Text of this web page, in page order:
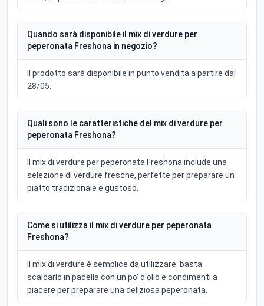
Quando sarà disponibile il mix di verdure per
peperonata Freshona in negozio?
Il prodotto sarà disponibile in punto vendita a partire dal
28/05.
Quali sono le caratteristiche del mix di verdure per
peperonata Freshona?
Il mix di verdure per peperonata Freshona include una
selezione di verdure fresche, perfette per preparare un
piatto tradizionale e gustoso.
Come si utilizza il mix di verdure per peperonata
Freshona?
Il mix di verdure è semplice da utilizzare: basta
scaldarlo in padella con un po' d'olio e condimenti a
piacere per preparare una deliziosa peperonata.